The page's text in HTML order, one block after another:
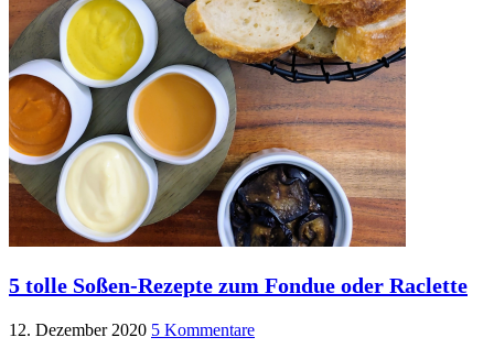
5 tolle Soßen-Rezepte zum Fondue oder Raclette
12. Dezember 2020 5 Kommentare